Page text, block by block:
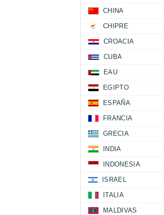
CHINA
CHIPRE
CROACIA
CUBA
EAU
EGIPTO
ESPAÑA
FRANCIA
GRECIA
INDIA
INDONESIA
ISRAEL
ITALIA
MALDIVAS